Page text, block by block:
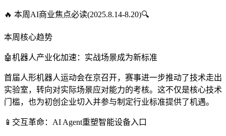
🔥 本周AI商业焦点必读(2025.8.14-8.20)🔍
本周核心趋势
🤖机器人产业化加速：实战场景成为新标准
首届人形机器人运动会在京召开，赛事进一步推动了技术走出
实验室，转向对实际场景应对能力的考核。这不仅是核心技术
门槛，也为初创企业切入并参与制定行业标准提供了机遇。
📱交互革命：AI Agent重塑智能设备入口